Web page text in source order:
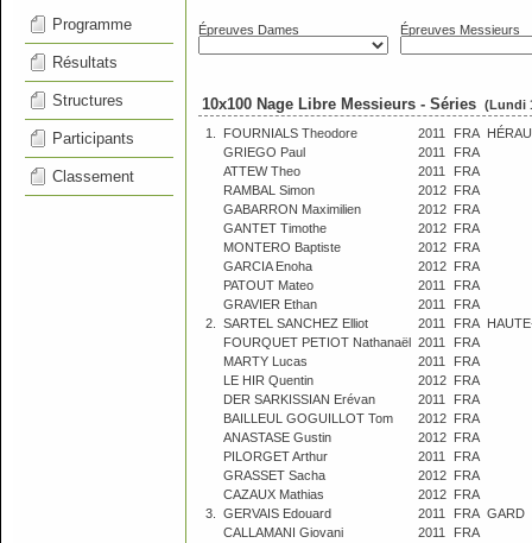
Programme
Résultats
Structures
Participants
Classement
Épreuves Dames Épreuves Messieurs
10x100 Nage Libre Messieurs - Séries (Lundi
1.
FOURNIALS Theodore 2011 FRA
GRIEGO Paul
2011
FRA
ATTEW Theo
2011
FRA
RAMBAL Simon
2012 FRA
GABARRON Maximilien
2012 FRA
GANTET Timothe
2012 FRA
MONTERO Baptiste
2012 FRA
GARCIA Enoha
2012 FRA
PATOUT Mateo
2011
FRA
GRAVIER Ethan
2011
FRA
2.
SARTEL SANCHEZ Elliot 2011 FRA
FOURQUET PETIOT Nathanaël 2011
FRA
MARTY Lucas
2011
FRA
LE HIR Quentin
2012 FRA
DER SARKISSIAN Erévan
2011
FRA
BAILLEUL GOGUILLOT Tom
2012 FRA
ANASTASE Gustin
2012 FRA
PILORGET Arthur
2011
FRA
GRASSET Sacha
2012 FRA
CAZAUX Mathias
2012 FRA
3.
GERVAIS Edouard 2011 FRA GARD
CALLAMANI Giovani
2011
FRA